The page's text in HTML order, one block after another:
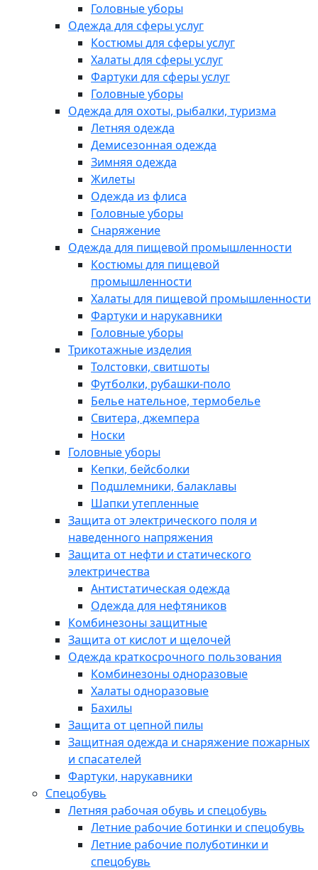
Головные уборы
Одежда для сферы услуг
Костюмы для сферы услуг
Халаты для сферы услуг
Фартуки для сферы услуг
Головные уборы
Одежда для охоты, рыбалки, туризма
Летняя одежда
Демисезонная одежда
Зимняя одежда
Жилеты
Одежда из флиса
Головные уборы
Снаряжение
Одежда для пищевой промышленности
Костюмы для пищевой
промышленности
Халаты для пищевой промышленности
Фартуки и нарукавники
Головные уборы
Трикотажные изделия
Толстовки, свитшоты
Футболки, рубашки-поло
Белье нательное, термобелье
Свитера, джемпера
Носки
Головные уборы
Кепки, бейсболки
Подшлемники, балаклавы
Шапки утепленные
Защита от электрического поля и
наведенного напряжения
Защита от нефти и статического
электричества
Антистатическая одежда
Одежда для нефтяников
Комбинезоны защитные
Защита от кислот и щелочей
Одежда краткосрочного пользования
Комбинезоны одноразовые
Халаты одноразовые
Бахилы
Защита от цепной пилы
Защитная одежда и снаряжение пожарных
и спасателей
Фартуки, нарукавники
Спецобувь
Летняя рабочая обувь и спецобувь
Летние рабочие ботинки и спецобувь
Летние рабочие полуботинки и
спецобувь